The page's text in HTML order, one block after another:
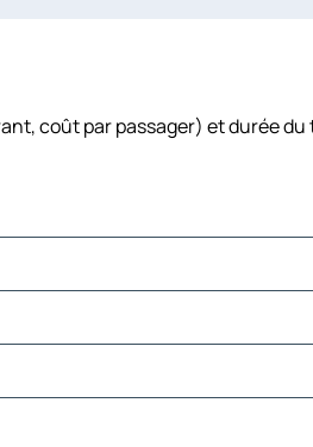
coût par passager) et durée